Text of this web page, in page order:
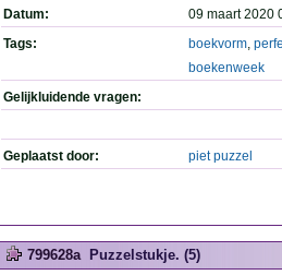
Datum:
09 maart 2020
Tags:
boekvorm,
boekenweek
Gelijkluidende vragen:
Geplaatst door: piet puzzel
799628a Puzzelstukje. (5)